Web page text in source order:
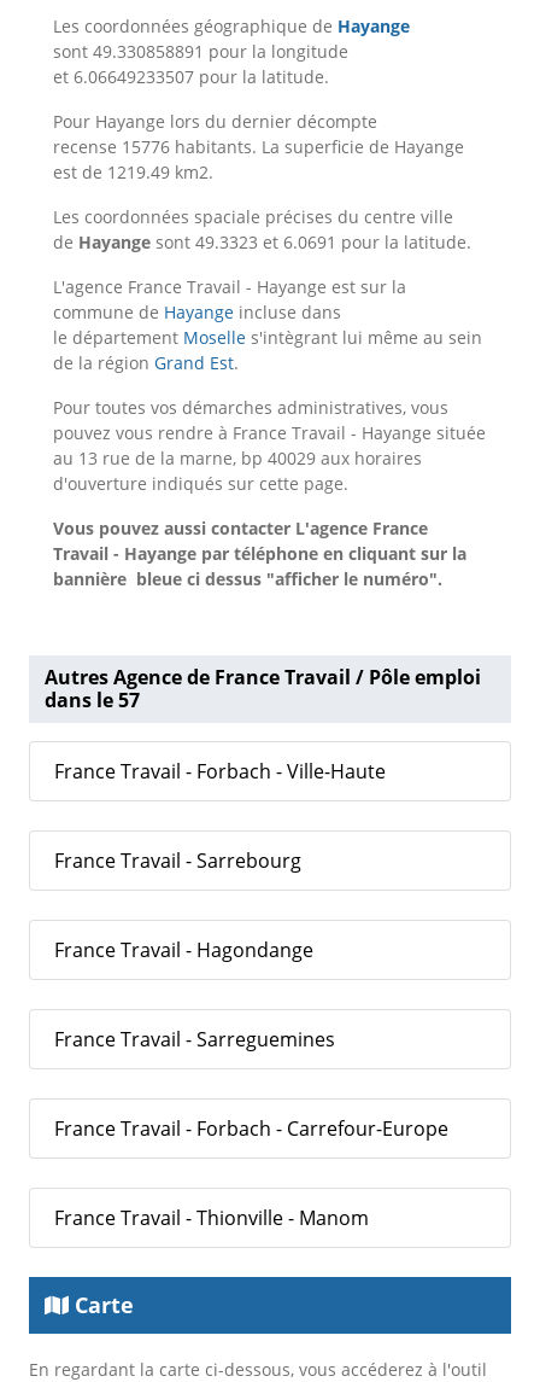
Les coordonnées géographique de Hayange
sont 49.330858891 pour la longitude
et 6.06649233507 pour la latitude.
Pour Hayange lors du dernier décompte
recense 15776 habitants. La superficie de Hayange
est de 1219.49 km2.
Les coordonnées spaciale précises du centre ville
de Hayange sont 49.3323 et 6.0691 pour la latitude.
L'agence France Travail - Hayange est sur la
commune de Hayange incluse dans
le département Moselle s'intègrant lui même au sein
de la région Grand Est.
Pour toutes vos démarches administratives, vous
pouvez vous rendre à France Travail - Hayange située
au 13 rue de la marne, bp 40029 aux horaires
d'ouverture indiqués sur cette page.
Vous pouvez aussi contacter L'agence France
Travail - Hayange par téléphone en cliquant sur la
bannière bleue ci dessus "afficher le numéro".
Autres Agence de France Travail / Pôle emploi
dans le 57
France Travail - Forbach - Ville-Haute
France Travail - Sarrebourg
France Travail - Hagondange
France Travail - Sarreguemines
France Travail - Forbach - Carrefour-Europe
France Travail - Thionville - Manom
Carte
En regardant la carte ci-dessous, vous accéderez à l'outil